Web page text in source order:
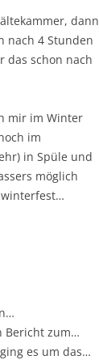
dann
nach 4 Stunden
das schon nach
mir im Winter
im
in Spüle und
möglich
Bericht zum…
es um das…